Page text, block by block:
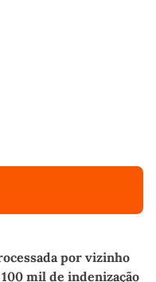
por vizinho
mil de indenização